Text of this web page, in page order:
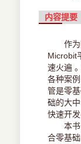
内容提要
作
Microbit
速火遍
各种案
管是零
础的大
快速开
本书
合零基